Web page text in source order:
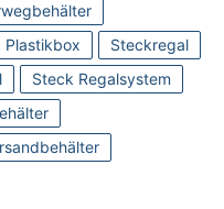
Plastikbox
Steckregal
Steck Regalsystem